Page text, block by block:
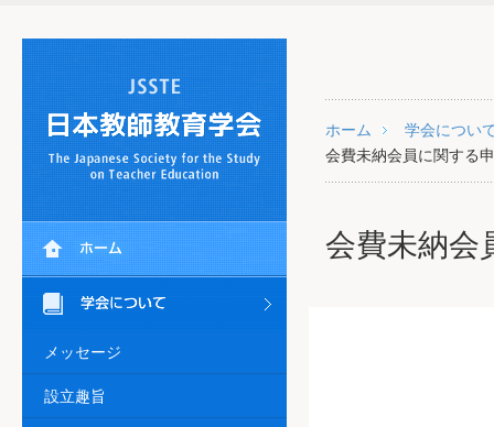
ホーム
学会につい
会費未納会員に関する
会費未納会
メッセージ
設立趣旨